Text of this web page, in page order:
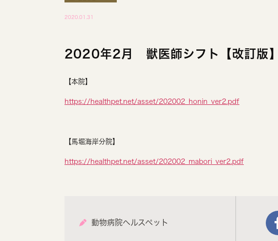
2020.01.31
2020年2月 獣医師シフト【改訂版】
【本院】
https://healthpet.net/asset/202002_honin_ver2.pdf
【馬堀海岸分院】
https://healthpet.net/asset/202002_mabori_ver2.pdf
動物病院ヘルスペット